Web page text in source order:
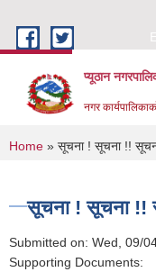
प्यूठान
नगर
You are
Home » सूचना ! सूचना !!
सूचना ! सूचना !!
Submitted on: Wed, 09/
Supporting Documents: